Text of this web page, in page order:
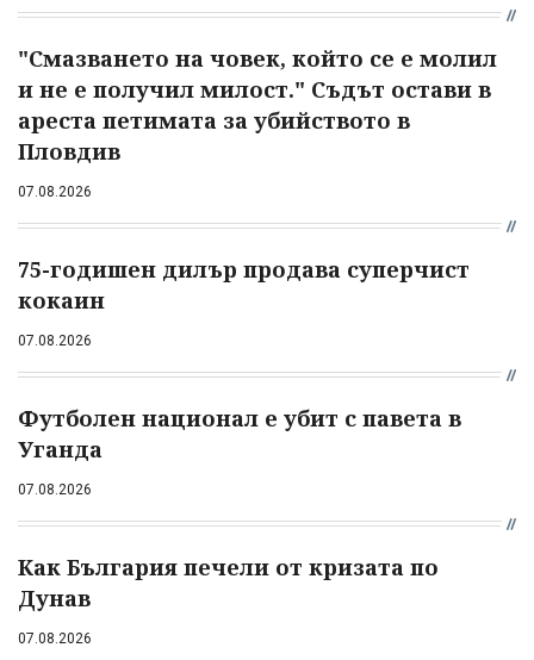
"Смазването на човек, който се е молил
и не е получил милост." Съдът остави в
ареста петимата за убийството в
Пловдив
07.08.2026
75-годишен дилър продава суперчист
кокаин
07.08.2026
Футболен национал е убит с павета в
Уганда
07.08.2026
Как България печели от кризата по
Дунав
07.08.2026